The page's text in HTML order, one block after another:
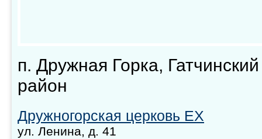
п. Дружная Горка,
район
Дружногорская церковь ЕХ
ул. Ленина, д. 41